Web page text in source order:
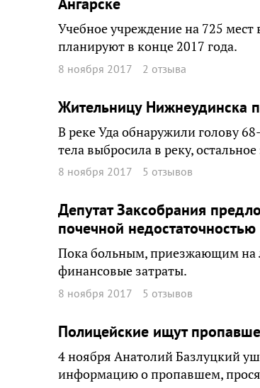
Учебное учреждение на 725
планируют в конце 2017 года.
8 ноября 2017 2 отзыва
Жительницу Нижнеудинска
В реке Уда обнаружили голову
тела выбросила в реку,
8 ноября 2017 5 отзывов
Депутат Заксобрания
почечной недостаточностью
Пока больным, приезжающим на
финансовые затраты.
8 ноября 2017 5 отзывов
Полицейские ищут
4 ноября Анатолий Базлуцкий
информацию о пропавшем,